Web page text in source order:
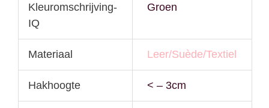
Kleuromschrijving-
IQ
Groen
Materiaal Leer/Suède/Textiel
Hakhoogte < – 3cm